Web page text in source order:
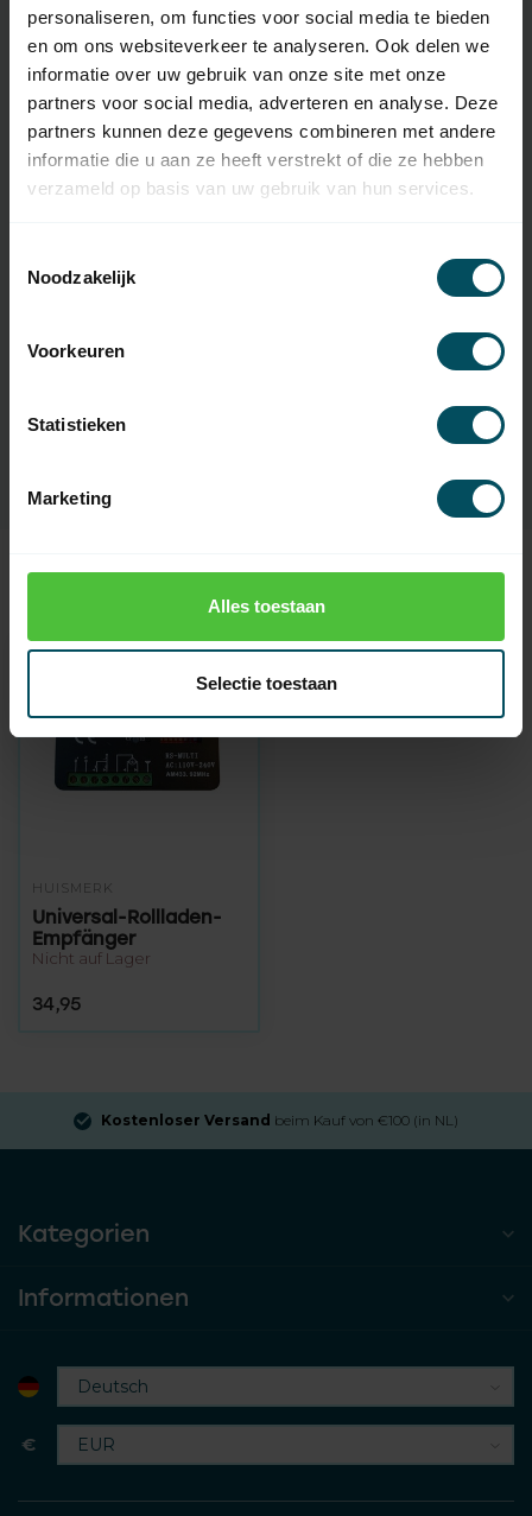
personaliseren, om functies voor social media te bieden
en om ons websiteverkeer te analyseren. Ook delen we
informatie over uw gebruik van onze site met onze
partners voor social media, adverteren en analyse. Deze
partners kunnen deze gegevens combineren met andere
informatie die u aan ze heeft verstrekt of die ze hebben
verzameld op basis van uw gebruik van hun services.
Noodzakelijk
Voorkeuren
Statistieken
Marketing
Alles toestaan
Selectie toestaan
Eigenschaften
Artikelnummer: 2128
EAN Code 7432257169149
Abmessungen
Zuletzt angesehen
HUISMERK
Universal-Rollladen-
Empfänger
Nicht auf Lager
34,95
Kostenloser Versand beim Kauf von €100 (in NL)
Kategorien
Informationen
€